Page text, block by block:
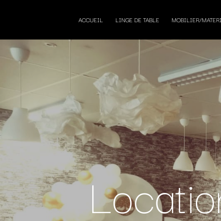
ACCUEIL LINGE DE TABLE MOBILIER/